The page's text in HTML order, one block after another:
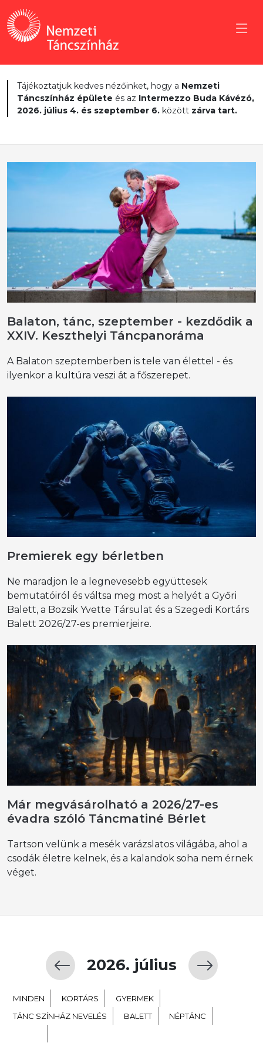
Tájékoztatjuk kedves nézőinket, hogy a Nemzeti
Táncszínház épülete és az Intermezzo Buda Kávézó,
2026. július 4. és szeptember 6. között zárva tart.
Balaton, tánc, szeptember - kezdődik a
XXIV. Keszthelyi Táncpanoráma
A Balaton szeptemberben is tele van élettel - és
ilyenkor a kultúra veszi át a főszerepet.
Premierek egy bérletben
Ne maradjon le a legnevesebb együttesek
bemutatóiról és váltsa meg most a helyét a Győri
Balett, a Bozsik Yvette Társulat és a Szegedi Kortárs
Balett 2026/27-es premierjeire.
Már megvásárolható a 2026/27-es
évadra szóló Táncmatiné Bérlet
Tartson velünk a mesék varázslatos világába, ahol a
csodák életre kelnek, és a kalandok soha nem érnek
véget.
2026. július
MINDEN KORTÁRS
GYERMEK
TÁNC SZÍNHÁZ NEVELÉS
BALETT
NÉPTÁNC